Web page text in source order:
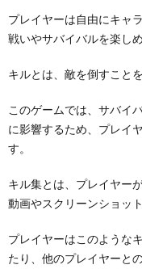
プレイヤーは自由にキャ
戦いやサバイバルを楽しめ
キルとは、敵を倒すこと
このゲームでは、サバイ
に影響するため、プレイ
す。
キル集とは、プレイヤー
動画やスクリーンショッ
プレイヤーはこのような
たり、他のプレイヤーと